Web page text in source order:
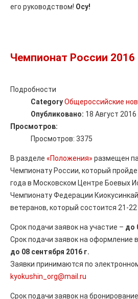
его руководством! Осу!
Чемпионат России 2016
Подробности
CategoryОбщероссийские
Опубликовано: 18 Август 2016
Просмотров:
Просмотров: 3375
В разделе «Положения» размещен
Чемпионату России, который
года в Московском Центре Боевых
Чемпионату Федерации
ветеранов, который состоится 21-22
Срок подачи заявок на участие – до
Срок подачи заявок на оформление
до 08 сентября 2016 г.
Заявки принимаются по
kyokushin_org@mail.ru
Срок подачи заявок на